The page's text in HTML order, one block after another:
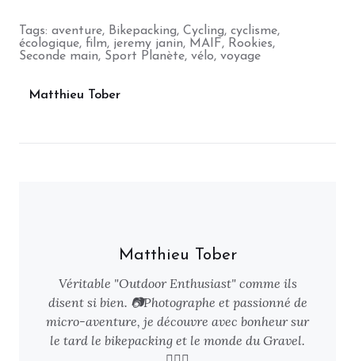
Tags: aventure, Bikepacking, Cycling, cyclisme,
écologique, film, jeremy janin, MAIF, Rookies,
Seconde main, Sport Planète, vélo, voyage
Matthieu Tober
Matthieu Tober
Véritable "Outdoor Enthusiast" comme ils
disent si bien. 📷Photographe et passionné de
micro-aventure, je découvre avec bonheur sur
le tard le bikepacking et le monde du Gravel.